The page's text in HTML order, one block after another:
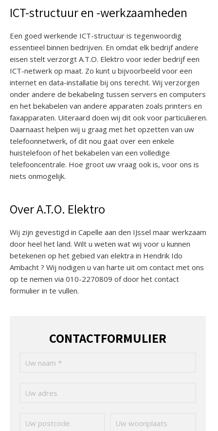
ICT-structuur en -werkzaamheden
Een goed werkende ICT-structuur is tegenwoordig
essentieel binnen bedrijven. En omdat elk bedrijf andere
eisen stelt verzorgt A.T.O. Elektro voor ieder bedrijf een
ICT-netwerk op maat. Zo kunt u bijvoorbeeld voor een
internet en data-installatie bij ons terecht. Wij verzorgen
onder andere de bekabeling tussen servers en computers
en het bekabelen van andere apparaten zoals printers en
faxapparaten. Uiteraard doen wij dit ook voor particulieren.
Daarnaast helpen wij u graag met het opzetten van uw
telefoonnetwerk, of dit nou gaat over een enkele
huistelefoon of het bekabelen van een volledige
telefooncentrale. Hoe groot uw vraag ook is, voor ons is
niets onmogelijk.
Over A.T.O. Elektro
Wij zijn gevestigd in Capelle aan den IJssel maar werkzaam
door heel het land. Wilt u weten wat wij voor u kunnen
betekenen op het gebied van elektra in Hendrik Ido
Ambacht ? Wij nodigen u van harte uit om contact met ons
op te nemen via 010-2270809 of door het contact
formulier in te vullen.
CONTACTFORMULIER